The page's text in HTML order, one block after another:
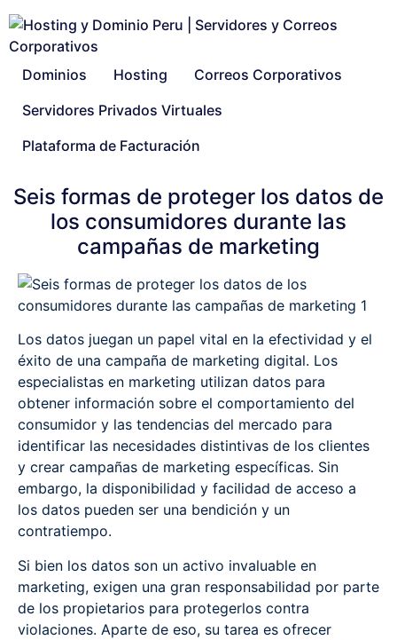
Dominios Hosting
Correos Corporativos
Servidores Privados Virtuales
Plataforma de Facturación
Seis formas de proteger los datos de
los consumidores durante las
campañas de marketing
Los datos juegan un papel vital en la efectividad y el
éxito de una campaña de marketing digital. Los
especialistas en marketing utilizan datos para
obtener información sobre el comportamiento del
consumidor y las tendencias del mercado para
identificar las necesidades distintivas de los clientes
y crear campañas de marketing específicas. Sin
embargo, la disponibilidad y facilidad de acceso a
los datos pueden ser una bendición y un
contratiempo.
Si bien los datos son un activo invaluable en
marketing, exigen una gran responsabilidad por parte
de los propietarios para protegerlos contra
violaciones. Aparte de eso, su tarea es ofrecer